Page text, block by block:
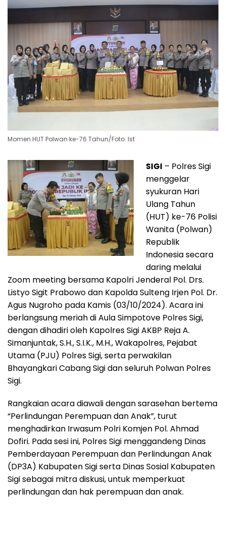
Momen HUT Polwan ke-76 Tahun/Foto: Ist
SIGI – Polres Sigi
menggelar
syukuran Hari
Ulang Tahun
(HUT) ke-76 Polisi
Wanita (Polwan)
Republik
Indonesia secara
daring melalui
Zoom meeting bersama Kapolri Jenderal Pol. Drs.
Listyo Sigit Prabowo dan Kapolda Sulteng Irjen Pol. Dr.
Agus Nugroho pada Kamis (03/10/2024). Acara ini
berlangsung meriah di Aula Simpotove Polres Sigi,
dengan dihadiri oleh Kapolres Sigi AKBP Reja A.
Simanjuntak, S.H., S.I.K., M.H., Wakapolres, Pejabat
Utama (PJU) Polres Sigi, serta perwakilan
Bhayangkari Cabang Sigi dan seluruh Polwan Polres
Sigi.
Rangkaian acara diawali dengan sarasehan bertema
“Perlindungan Perempuan dan Anak”, turut
menghadirkan Irwasum Polri Komjen Pol. Ahmad
Dofiri. Pada sesi ini, Polres Sigi menggandeng Dinas
Pemberdayaan Perempuan dan Perlindungan Anak
(DP3A) Kabupaten Sigi serta Dinas Sosial Kabupaten
Sigi sebagai mitra diskusi, untuk memperkuat
perlindungan dan hak perempuan dan anak.